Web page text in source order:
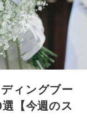
ィングブー
【今週のス